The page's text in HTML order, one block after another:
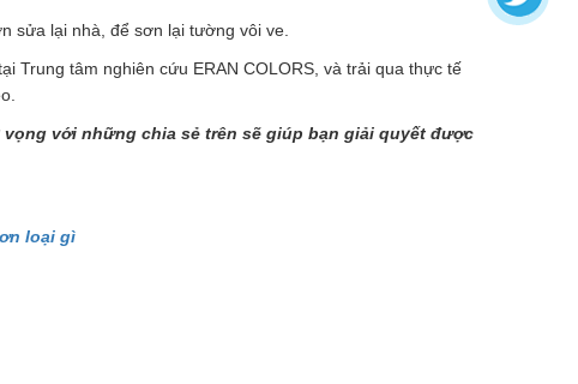
sửa lại nhà, để sơn lại tường vôi ve.
Trung tâm nghiên cứu ERAN COLORS, và trải qua thực tế
vọng với những chia sẻ trên sẽ giúp bạn giải quyết được
loại gì